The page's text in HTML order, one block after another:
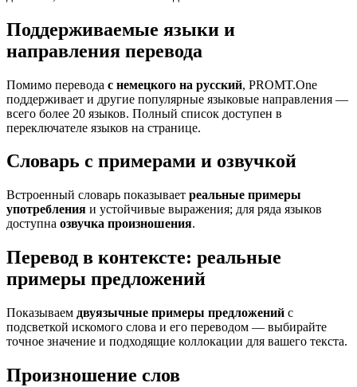
Поддерживаемые языки и
направления перевода
Помимо перевода с немецкого на русский, PROMT.One
поддерживает и другие популярные языковые направления —
всего более 20 языков. Полный список доступен в
переключателе языков на странице.
Словарь с примерами и озвучкой
Встроенный словарь показывает реальные примеры
употребления и устойчивые выражения; для ряда языков
доступна озвучка произношения.
Перевод в контексте: реальные
примеры предложений
Показываем двуязычные примеры предложений с
подсветкой искомого слова и его переводом — выбирайте
точное значение и подходящие коллокации для вашего текста.
Произношение слов